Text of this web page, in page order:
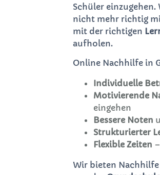
Schüler
nicht mehr richtig
mit der richtigen
aufholen.
Online Nachhilfe in
Individuelle
Motivierende
eingehen
Bessere Noten
Strukturierter
Flexible Zeiten
Wir bieten